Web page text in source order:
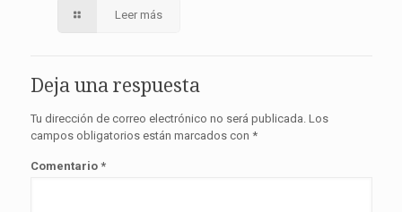
Leer más
Deja una respuesta
Tu dirección de correo electrónico no será publicada. Los
campos obligatorios están marcados con *
Comentario *